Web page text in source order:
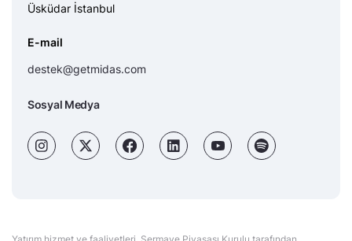
Üsküdar İstanbul
E-mail
destek@getmidas.com
Sosyal Medya